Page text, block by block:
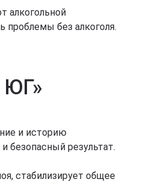
алкогольной
без алкоголя.
ЮГ»
и историю
безопасный результат.
стабилизирует общее